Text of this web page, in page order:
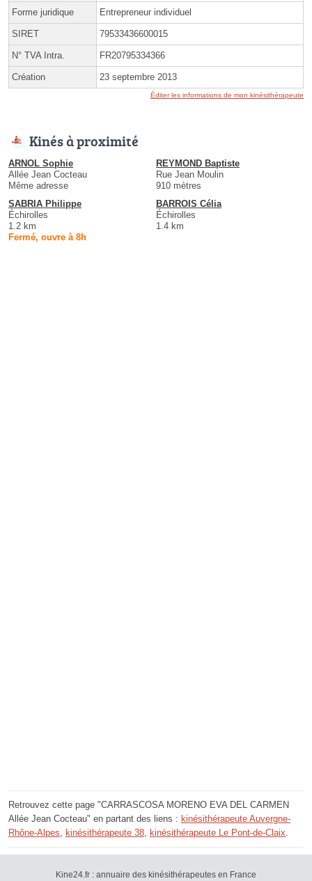
Forme juridique Entrepreneur individuel
SIRET 79533436600015
N° TVA Intra. FR20795334366
Création 23 septembre 2013
Éditer les informations de mon kinésithérapeute
Kinés à proximité
ARNOL Sophie
Allée Jean Cocteau
Même adresse
REYMOND Baptiste
Rue Jean Moulin
910 mètres
SABRIA Philippe
Échirolles
1.2 km
Fermé, ouvre à 8h
BARROIS Célia
Échirolles
1.4 km
Retrouvez cette page "CARRASCOSA MORENO EVA DEL CARMEN
Allée Jean Cocteau" en partant des liens : kinésithérapeute Auvergne-
Rhône-Alpes kinésithérapeute 38 kinésithérapeute Le Pont-de-Claix
Kine24.fr : annuaire des kinésithérapeutes en France